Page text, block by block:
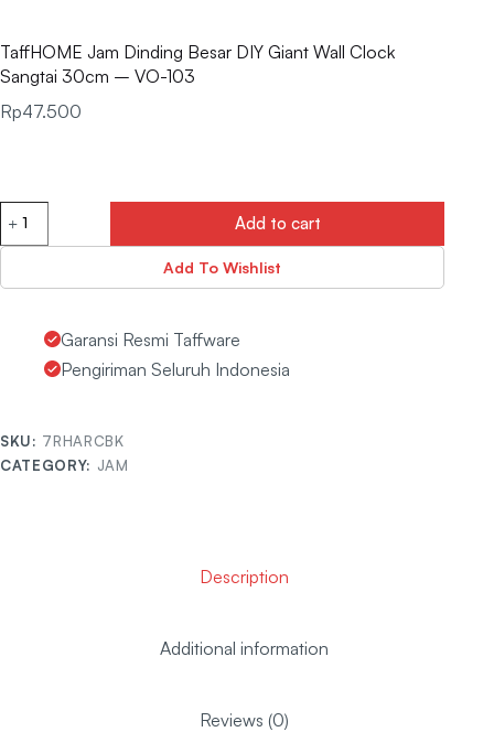
TaffHOME Jam Dinding Besar DIY Giant Wall Clock
Sangtai 30cm – VO-103
Rp47.500
Add to cart
Add To Wishlist
Garansi Resmi Taffware
Pengiriman Seluruh Indonesia
SKU: 7RHARCBK
CATEGORY: JAM
Description
Additional information
Reviews (0)